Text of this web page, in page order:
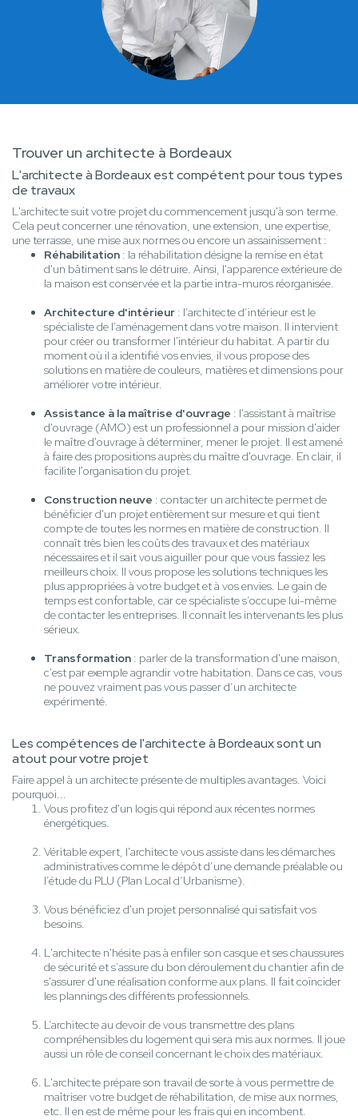
Trouver un architecte à Bordeaux
L'architecte à Bordeaux est compétent pour tous types
de travaux
L'architecte suit votre projet du commencement jusqu'à son terme.
Cela peut concerner une rénovation, une extension, une expertise,
une terrasse, une mise aux normes ou encore un assainissement :
Réhabilitation : la réhabilitation désigne la remise en état
d'un bâtiment sans le détruire. Ainsi, l'apparence extérieure de
la maison est conservée et la partie intra-muros réorganisée.
Architecture d'intérieur : l’architecte d’intérieur est le
spécialiste de l’aménagement dans votre maison. Il intervient
pour créer ou transformer l'intérieur du habitat. A partir du
moment où il a identifié vos envies, il vous propose des
solutions en matière de couleurs, matières et dimensions pour
améliorer votre intérieur.
Assistance à la maîtrise d'ouvrage : l'assistant à maîtrise
d'ouvrage (AMO) est un professionnel a pour mission d'aider
le maître d'ouvrage à déterminer, mener le projet. Il est amené
à faire des propositions auprès du maître d'ouvrage. En clair, il
facilite l'organisation du projet.
Construction neuve : contacter un architecte permet de
bénéficier d'un projet entièrement sur mesure et qui tient
compte de toutes les normes en matière de construction. Il
connaît très bien les coûts des travaux et des matériaux
nécessaires et il sait vous aiguiller pour que vous fassiez les
meilleurs choix. Il vous propose les solutions techniques les
plus appropriées à votre budget et à vos envies. Le gain de
temps est confortable, car ce spécialiste s’occupe lui-même
de contacter les entreprises. Il connaît les intervenants les plus
sérieux.
Transformation : parler de la transformation d'une maison,
c'est par exemple agrandir votre habitation. Dans ce cas, vous
ne pouvez vraiment pas vous passer d’un architecte
expérimenté.
Les compétences de l'architecte à Bordeaux sont un
atout pour votre projet
Faire appel à un architecte présente de multiples avantages. Voici
pourquoi...
Vous profitez d'un logis qui répond aux récentes normes
énergétiques.
Véritable expert, l'architecte vous assiste dans les démarches
administratives comme le dépôt d’une demande préalable ou
l’étude du PLU (Plan Local d’Urbanisme).
Vous bénéficiez d'un projet personnalisé qui satisfait vos
besoins.
L'architecte n'hésite pas à enfiler son casque et ses chaussures
de sécurité et s’assure du bon déroulement du chantier afin de
s'assurer d'une réalisation conforme aux plans. Il fait coïncider
les plannings des différents professionnels.
L’architecte au devoir de vous transmettre des plans
compréhensibles du logement qui sera mis aux normes. Il joue
aussi un rôle de conseil concernant le choix des matériaux.
L'architecte prépare son travail de sorte à vous permettre de
maîtriser votre budget de réhabilitation, de mise aux normes,
etc. Il en est de même pour les frais qui en incombent.